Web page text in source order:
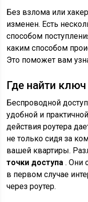
Без взлома или
изменен. Есть
способом
каким способом
Это поможет вам
Где найти
Беспроводной
удобной и
действия роутера
не только сидя за
вашей квартиры.
точки доступа . Они
в первом случае
через роутер.